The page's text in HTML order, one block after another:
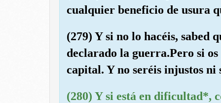
cualquier beneficio de usura
(279) Y si no lo hacéis, sabed
declarado la guerra.Pero si
capital. Y no seréis injustos
(280) Y si está en dificultad*,